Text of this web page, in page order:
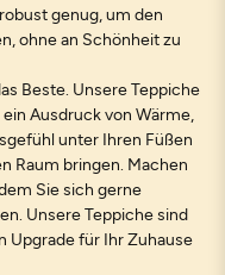
genug, um den
ohne an Schönheit zu
Beste. Unsere Teppiche
Ausdruck von Wärme,
unter Ihren Füßen
Raum bringen. Machen
Sie sich gerne
Unsere Teppiche sind
Upgrade für Ihr Zuhause